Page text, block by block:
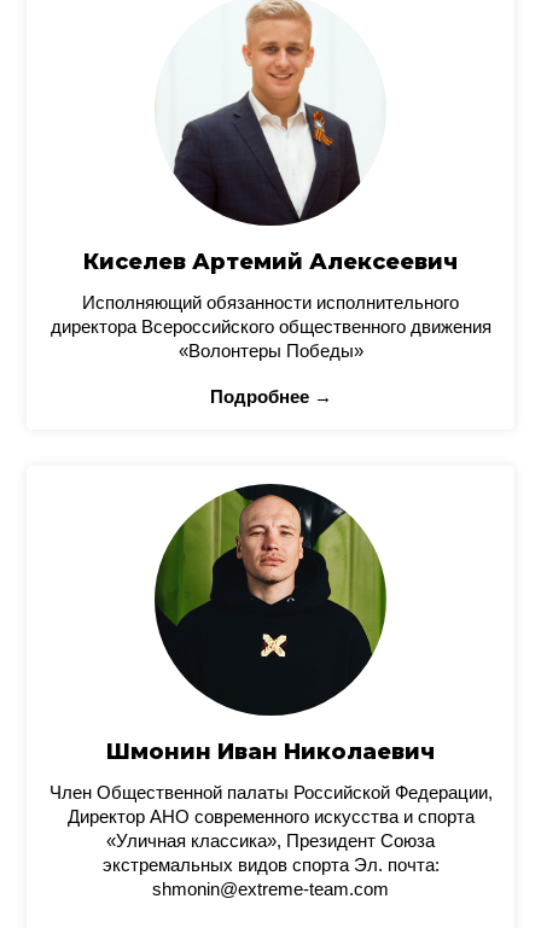
Киселев Артемий Алексеевич
Исполняющий обязанности исполнительного
директора Всероссийского общественного движения
«Волонтеры Победы»
Подробнее →
Шмонин Иван Николаевич
Член Общественной палаты Российской Федерации,
Директор АНО современного искусства и спорта
«Уличная классика», Президент Союза
экстремальных видов спорта Эл. почта:
shmonin@extreme-team.com